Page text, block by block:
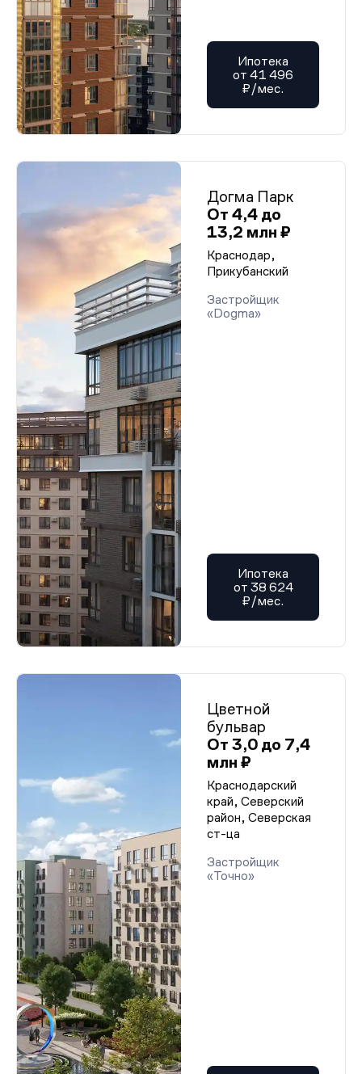
Ипотека
от 41 496
₽/мес.
Догма Парк
От 4,4 до
13,2 млн ₽
Краснодар,
Прикубанский
Застройщик
«Dogma»
Ипотека
от 38 624
₽/мес.
Цветной
бульвар
От 3,0 до 7,4
млн ₽
Краснодарский
край, Северский
район, Северская
ст-ца
Застройщик
«Точно»